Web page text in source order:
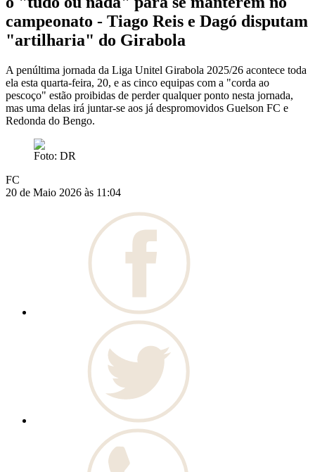
campeonato - Tiago Reis e Dagó disputam
"artilharia" do Girabola
A penúltima jornada da Liga Unitel Girabola 2025/26 acontece toda
ela esta quarta-feira, 20, e as cinco equipas com a "corda ao
pescoço" estão proibidas de perder qualquer ponto nesta jornada,
mas uma delas irá juntar-se aos já despromovidos Guelson FC e
Redonda do Bengo.
Foto: DR
FC
20 de Maio 2026 às 11:04